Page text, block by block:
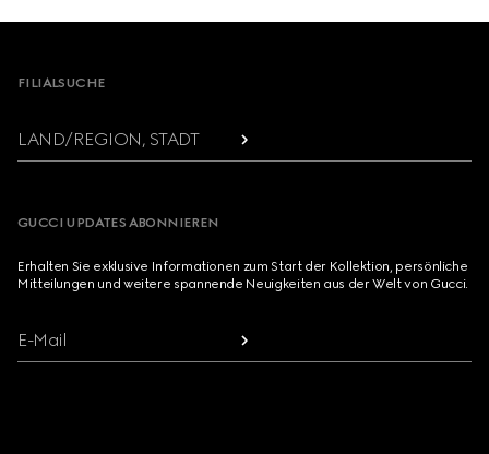
FILIALSUCHE
LAND/REGION, STADT
GUCCI UPDATES ABONNIEREN
Erhalten Sie exklusive Informationen zum Start der Kollektion, persönliche
Mitteilungen und weitere spannende Neuigkeiten aus der Welt von Gucci.
E-Mail